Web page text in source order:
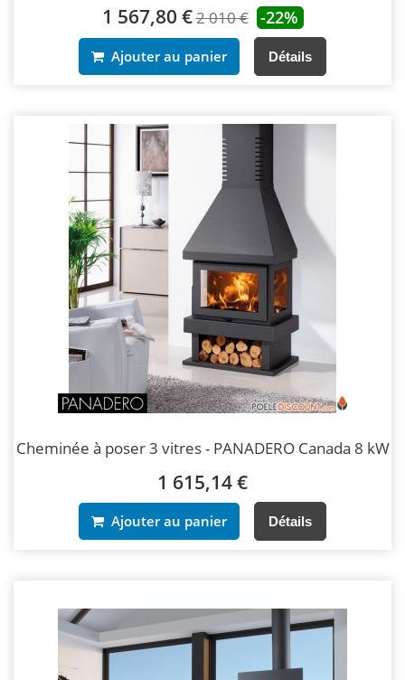
1 567,80 €2 010 € -22%
Ajouter au panier Détails
Cheminée à poser 3 vitres - PANADERO Canada 8 kW
1 615,14 €
Ajouter au panier Détails